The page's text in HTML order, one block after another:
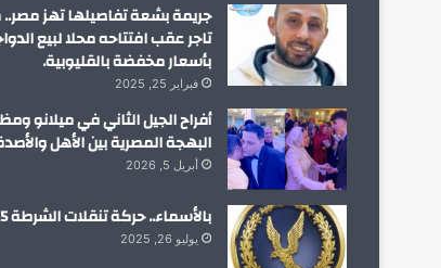
جريمة بشعة تفاصيلها تهز
تاجر عقب افتتاحه محلا لبيع
بأسعار مخفضة بالقليوبية.
فبراير 25, 2025
أفراح الجيل الثاني في ميلانو
البهجة المصرية بين الأهل
أبريل 5, 2026
بالأسماء.. حركة تنقلات الشرطة 2025
يوليو 26, 2025